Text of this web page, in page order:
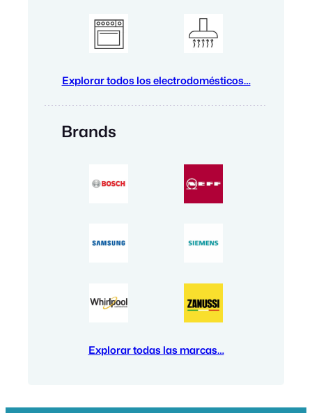
Explorar todos los electrodomésticos…
Brands
Explorar todas las marcas…